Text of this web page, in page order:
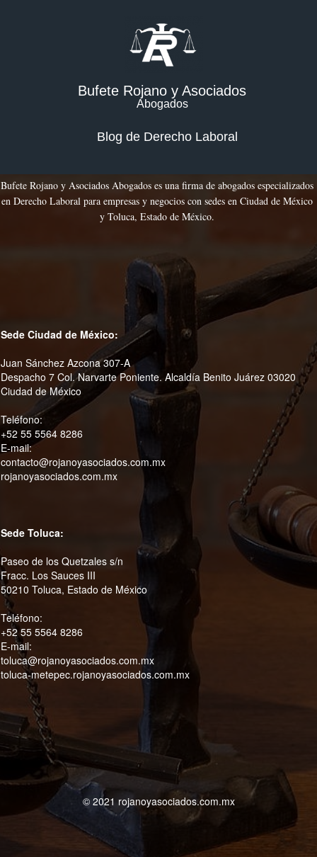
Bufete Rojano y Asociados
Abogados
Blog de Derecho Laboral
Bufete Rojano y Asociados Abogados es una firma de abogados especializados
en Derecho Laboral para empresas y negocios con sedes en Ciudad de México
y Toluca, Estado de México.
Sede Ciudad de México:
Juan Sánchez Azcona 307-A
Despacho 7 Col. Narvarte Poniente. Alcaldía Benito Juárez 03020
Ciudad de México
Teléfono:
+52 55 5564 8286
E-mail:
contacto@rojanoyasociados.com.mx
rojanoyasociados.com.mx
Sede Toluca:
Paseo de los Quetzales s/n
Fracc. Los Sauces III
50210 Toluca, Estado de México
Teléfono:
+52 55 5564 8286
E-mail:
toluca@rojanoyasociados.com.mx
toluca-metepec.rojanoyasociados.com.mx
© 2021 rojanoyasociados.com.mx